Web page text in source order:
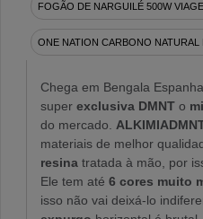
FOGÃO DE NARGUILÉ 500W
ONE NATION CARBONO NATURAL
Chega em Bengala
super exclusiva DMNTo
do mercado.
materiais de melhor
resinatratada à mão, por
Ele tem até 6 cores muito
isso não vai deixá-lo